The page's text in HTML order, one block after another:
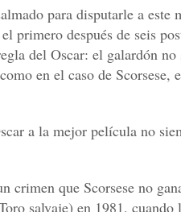
para disputarle a este
primero después de seis
del Oscar: el galardón
en el caso de Scorsese,
a la mejor película no
crimen que Scorsese no
salvaje) en 1981, cuando